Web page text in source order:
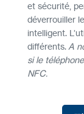
et sécurité,
déverrouiller
intelligent.
différents. A
si le
NFC.